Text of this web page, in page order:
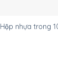
Hộp nhựa trong